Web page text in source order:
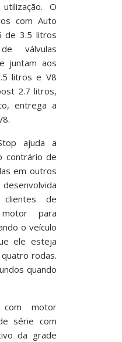
O
com Auto
de 3.5 litros
válvulas
juntam aos
litros e V8
2.7 litros,
entrega a
ajuda a
contrário de
em outros
de
para
o veículo
ele esteja
rodas.
quando
motor
série com
da grade